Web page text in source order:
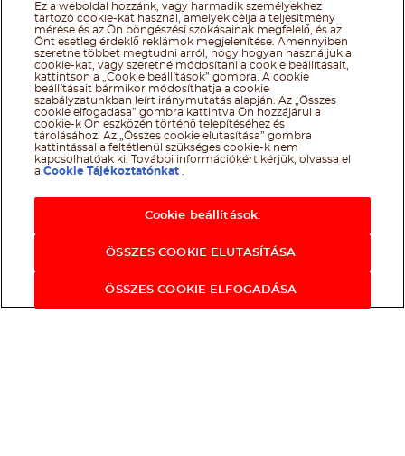
Ez a weboldal hozzánk, vagy harmadik személyekhez
tartozó cookie-kat használ, amelyek célja a teljesítmény
mérése és az Ön böngészési szokásainak megfelelő, és az
Önt esetleg érdeklő reklámok megjelenítése. Amennyiben
szeretne többet megtudni arról, hogy hogyan használjuk a
cookie-kat, vagy szeretné módosítani a cookie beállításait,
kattintson a „Cookie beállítások” gombra. A cookie
beállításait bármikor módosíthatja a cookie
szabályzatunkban leírt iránymutatás alapján. Az „Összes
cookie elfogadása” gombra kattintva Ön hozzájárul a
cookie-k Ön eszközén történő telepítéséhez és
tárolásához. Az „Összes cookie elutasítása” gombra
kattintással a feltétlenül szükséges cookie-k nem
kapcsolhatóak ki. További információkért kérjük, olvassa el
aCookie Tájékoztatónkat
Cookie beállítások.
ÖSSZES COOKIE ELUTASÍTÁSA
ÖSSZES COOKIE ELFOGADÁSA